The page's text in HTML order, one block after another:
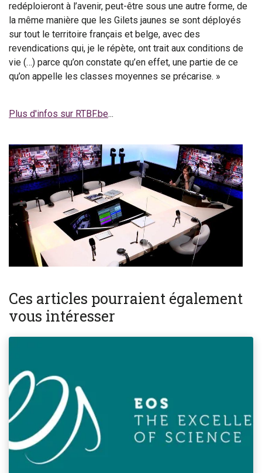
redéploieront à l’avenir, peut-être sous une autre forme, de
la même manière que les Gilets jaunes se sont déployés
sur tout le territoire français et belge, avec des
revendications qui, je le répète, ont trait aux conditions de
vie (…) parce qu’on constate qu’en effet, une partie de ce
qu’on appelle les classes moyennes se précarise. »
Plus d'infos sur RTBF.be...
Ces articles pourraient également
vous intéresser